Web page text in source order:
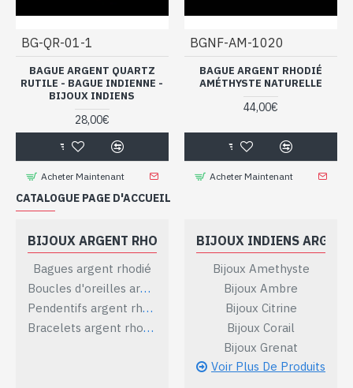
BG-QR-01-1
BAGUE ARGENT QUARTZ
RUTILE - BAGUE INDIENNE -
BIJOUX INDIENS
28,00€
Acheter Maintenant
BGNF-AM-1020
BAGUE ARGENT RHODIÉ
AMÉTHYSTE NATURELLE
44,00€
Acheter Maintenant
CATALOGUE PAGE D'ACCUEIL
BIJOUX ARGENT RHODIÉ
Bagues argent rhodié
Boucles d'oreilles argent rhodié
Pendentifs argent rhodié
Bracelets argent rhodié
BIJOUX INDIENS ARGENT
Bijoux Amethyste
Bijoux Ambre
Bijoux Citrine
Bijoux Corail
Bijoux Grenat
Voir Plus De Produits